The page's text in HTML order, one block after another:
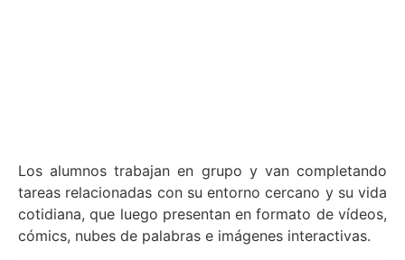
Los alumnos trabajan en grupo y van completando
tareas relacionadas con su entorno cercano y su vida
cotidiana, que luego presentan en formato de vídeos,
cómics, nubes de palabras e imágenes interactivas.